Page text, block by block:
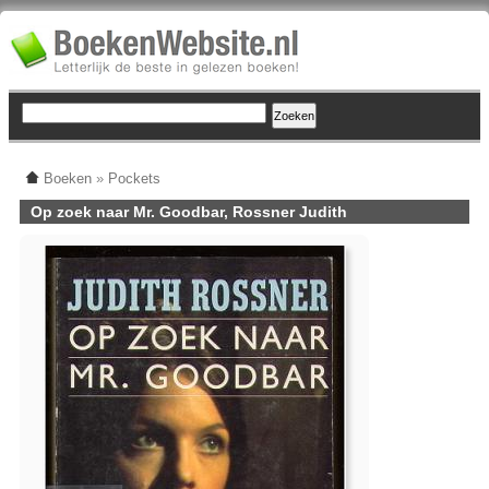
Boeken » Pockets
Op zoek naar Mr. Goodbar, Rossner Judith